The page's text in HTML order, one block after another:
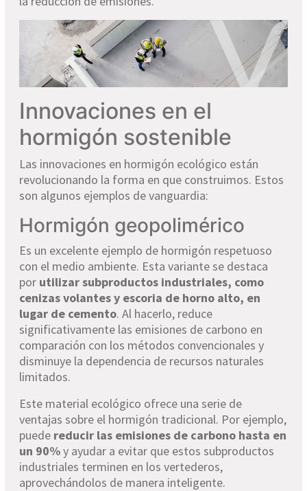
Innovaciones en el
hormigón sostenible
Las innovaciones en hormigón ecológico están
revolucionando la forma en que construimos. Estos
son algunos ejemplos de vanguardia:
Hormigón geopolimérico
Es un excelente ejemplo de hormigón respetuoso
con el medio ambiente. Esta variante se destaca
por utilizar subproductos industriales, como
cenizas volantes y escoria de horno alto, en
lugar de cemento. Al hacerlo, reduce
significativamente las emisiones de carbono en
comparación con los métodos convencionales y
disminuye la dependencia de recursos naturales
limitados.
Este material ecológico ofrece una serie de
ventajas sobre el hormigón tradicional. Por ejemplo,
puede reducir las emisiones de carbono hasta en
un 90%y ayudar a evitar que estos subproductos
industriales terminen en los vertederos,
aprovechándolos de manera inteligente.